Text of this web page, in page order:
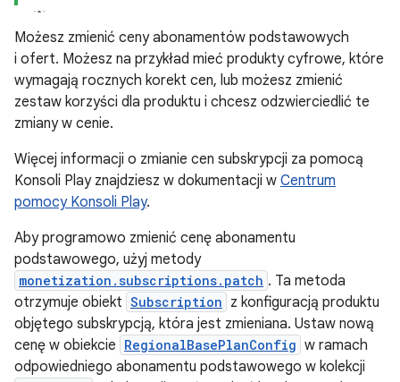
Możesz zmienić ceny abonamentów podstawowych
i ofert. Możesz na przykład mieć produkty cyfrowe, które
wymagają rocznych korekt cen, lub możesz zmienić
zestaw korzyści dla produktu i chcesz odzwierciedlić te
zmiany w cenie.
Więcej informacji o zmianie cen subskrypcji za pomocą
Konsoli Play znajdziesz w dokumentacji w Centrum
pomocy Konsoli Play.
Aby programowo zmienić cenę abonamentu
podstawowego, użyj metody
monetization.subscriptions.patch . Ta metoda
otrzymuje obiekt Subscription z konfiguracją produktu
objętego subskrypcją, która jest zmieniana. Ustaw nową
cenę w obiekcie RegionalBasePlanConfig w ramach
odpowiedniego abonamentu podstawowego w kolekcji